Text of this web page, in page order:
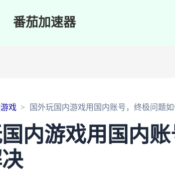
番茄加速器
戏 国外玩国内游戏用国内账号，终极问题
国内游戏用国内